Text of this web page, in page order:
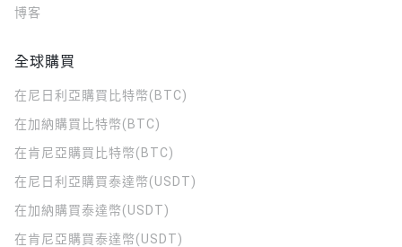
博客
全球購買
在尼日利亞購買比特幣(BTC)
在加納購買比特幣(BTC)
在肯尼亞購買比特幣(BTC)
在尼日利亞購買泰達幣(USDT)
在加納購買泰達幣(USDT)
在肯尼亞購買泰達幣(USDT)